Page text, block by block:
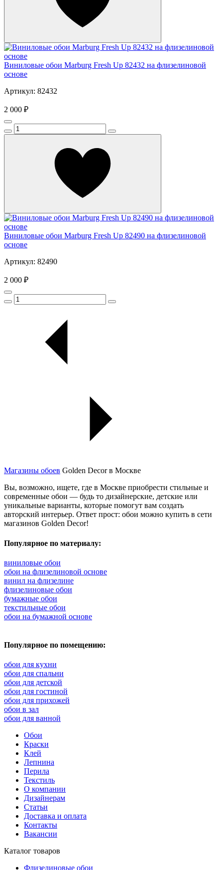
Виниловые обои Marburg Fresh Up 82432 на флизелиновой
основе
Артикул: 82432
2 000 ₽
Виниловые обои Marburg Fresh Up 82490 на флизелиновой
основе
Артикул: 82490
2 000 ₽
Магазины обоев Golden Decor в Москве
Вы, возможно, ищете, где в Москве приобрести стильные и
современные обои — будь то дизайнерские, детские или
уникальные варианты, которые помогут вам создать
авторский интерьер. Ответ прост: обои можно купить в сети
магазинов Golden Decor!
Популярное по материалу:
виниловые обои
обои на флизелиновой основе
винил на флизелине
флизелиновые обои
бумажные обои
текстильные обои
обои на бумажной основе
Популярное по помещению:
обои для кухни
обои для спальни
обои для детской
обои для гостиной
обои для прихожей
обои в зал
обои для ванной
Обои
Краски
Клей
Лепнина
Перила
Текстиль
О компании
Дизайнерам
Статьи
Доставка и оплата
Контакты
Вакансии
Каталог товаров
Флизелиновые обои